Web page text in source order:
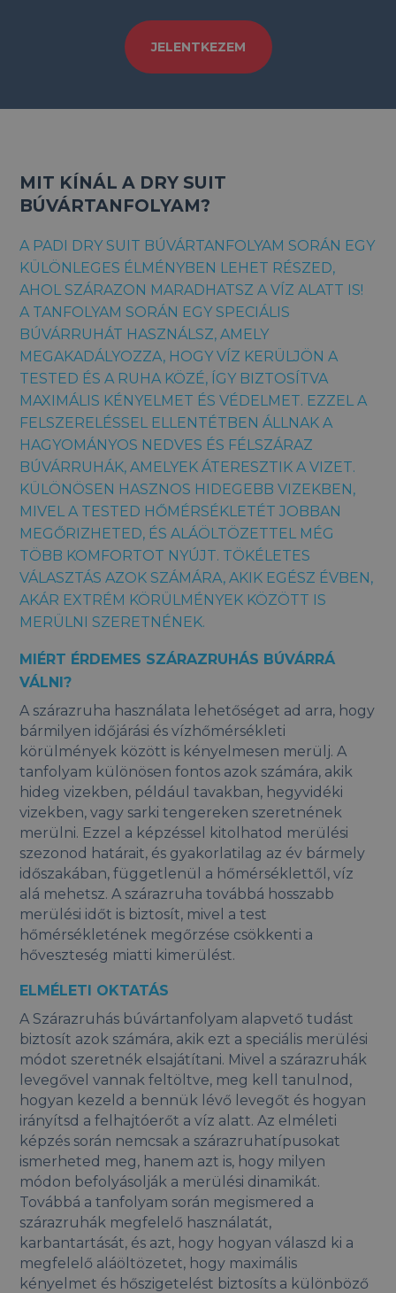
JELENTKEZEM
MIT KÍNÁL A DRY SUIT
BÚVÁRTANFOLYAM?
A PADI DRY SUIT BÚVÁRTANFOLYAM SORÁN EGY
KÜLÖNLEGES ÉLMÉNYBEN LEHET RÉSZED,
AHOL SZÁRAZON MARADHATSZ A VÍZ ALATT IS!
A TANFOLYAM SORÁN EGY SPECIÁLIS
BÚVÁRRUHÁT HASZNÁLSZ, AMELY
MEGAKADÁLYOZZA, HOGY VÍZ KERÜLJÖN A
TESTED ÉS A RUHA KÖZÉ, ÍGY BIZTOSÍTVA
MAXIMÁLIS KÉNYELMET ÉS VÉDELMET. EZZEL A
FELSZERELÉSSEL ELLENTÉTBEN ÁLLNAK A
HAGYOMÁNYOS NEDVES ÉS FÉLSZÁRAZ
BÚVÁRRUHÁK, AMELYEK ÁTERESZTIK A VIZET.
KÜLÖNÖSEN HASZNOS HIDEGEBB VIZEKBEN,
MIVEL A TESTED HŐMÉRSÉKLETÉT JOBBAN
MEGŐRIZHETED, ÉS ALÁÖLTÖZETTEL MÉG
TÖBB KOMFORTOT NYÚJT. TÖKÉLETES
VÁLASZTÁS AZOK SZÁMÁRA, AKIK EGÉSZ ÉVBEN,
AKÁR EXTRÉM KÖRÜLMÉNYEK KÖZÖTT IS
MERÜLNI SZERETNÉNEK.
MIÉRT ÉRDEMES SZÁRAZRUHÁS BÚVÁRRÁ
VÁLNI?
A szárazruha használata lehetőséget ad arra, hogy
bármilyen időjárási és vízhőmérsékleti
körülmények között is kényelmesen merülj. A
tanfolyam különösen fontos azok számára, akik
hideg vizekben, például tavakban, hegyvidéki
vizekben, vagy sarki tengereken szeretnének
merülni. Ezzel a képzéssel kitolhatod merülési
szezonod határait, és gyakorlatilag az év bármely
időszakában, függetlenül a hőmérséklettől, víz
alá mehetsz. A szárazruha továbbá hosszabb
merülési időt is biztosít, mivel a test
hőmérsékletének megőrzése csökkenti a
hőveszteség miatti kimerülést.
ELMÉLETI OKTATÁS
A Szárazruhás búvártanfolyam alapvető tudást
biztosít azok számára, akik ezt a speciális merülési
módot szeretnék elsajátítani. Mivel a szárazruhák
levegővel vannak feltöltve, meg kell tanulnod,
hogyan kezeld a bennük lévő levegőt és hogyan
irányítsd a felhajtóerőt a víz alatt. Az elméleti
képzés során nemcsak a szárazruhatípusokat
ismerheted meg, hanem azt is, hogy milyen
módon befolyásolják a merülési dinamikát.
Továbbá a tanfolyam során megismered a
szárazruhák megfelelő használatát,
karbantartását, és azt, hogy hogyan válaszd ki a
megfelelő aláöltözetet, hogy maximális
kényelmet és hőszigetelést biztosíts a különböző